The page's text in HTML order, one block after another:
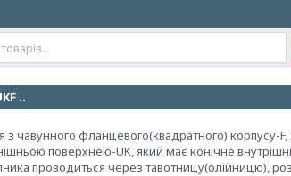
..
чавунного фланцевого(квадратного) корпусу-
поверхнею-UK, який має конічне
проводиться через тавотницу(олійницю),